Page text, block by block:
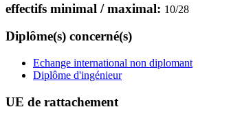
effectifs minimal / maximal: 10/28
Diplôme(s) concerné(s)
Echange international non diplomant
Diplôme d'ingénieur
UE de rattachement